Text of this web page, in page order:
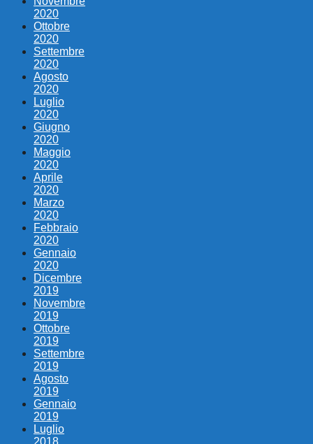
2020
Ottobre
2020
Settembre
2020
Agosto
2020
Luglio
2020
Giugno
2020
Maggio
2020
Aprile
2020
Marzo
2020
Febbraio
2020
Gennaio
2020
Dicembre
2019
Novembre
2019
Ottobre
2019
Settembre
2019
Agosto
2019
Gennaio
2019
Luglio